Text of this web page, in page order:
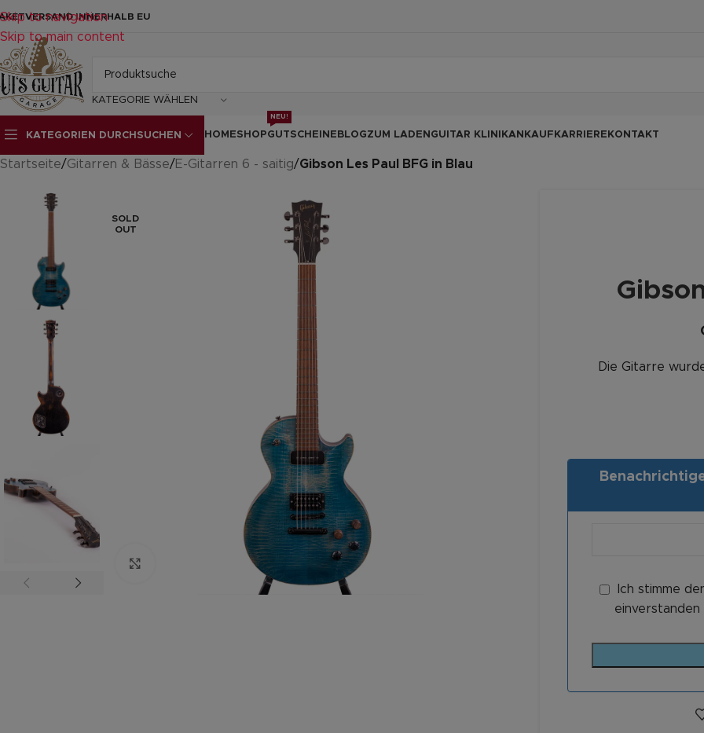
Skip to navigation
Skip to main content
INNERHALB EU
KATEGORIE WÄHLEN
KATEGORIEN DURCHSUCHEN HOMESHOPGUTSCHEINE
NEU!
BLOGZUM LADEN GUITAR KLINIKANKAUF KARRIERE KONTAKT
Startseite/Gitarren & Bässe/E-Gitarren 6 - saitig/Gibson Les Paul BFG in Blau
SOLD
OUT
Zum vergrößern anklicken
Die Gitarre
Ich stimme